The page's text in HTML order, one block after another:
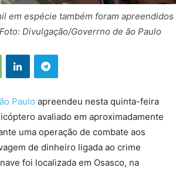
em espécie também foram apreendidos
Divulgação/Goverrno de ão Paulo
Paulo apreendeu nesta quinta-feira
avaliado em aproximadamente
uma operação de combate aos
de dinheiro ligada ao crime
foi localizada em Osasco, na